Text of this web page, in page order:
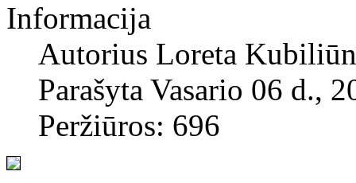
Informacija
Autorius Loreta
Parašyta Vasario 06 d.,
Peržiūros: 696